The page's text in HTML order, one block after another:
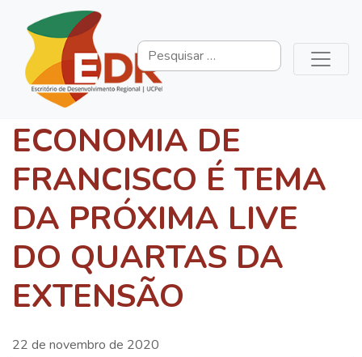
ECONOMIA DE
FRANCISCO É TEMA
DA PRÓXIMA LIVE
DO QUARTAS DA
EXTENSÃO
22 de novembro de 2020